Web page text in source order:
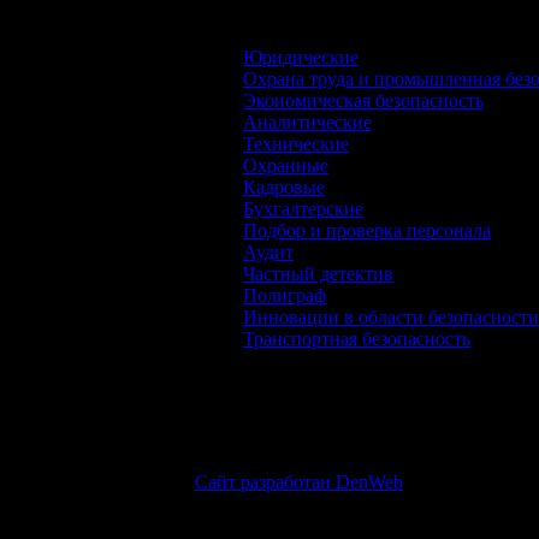
Юридические
Охрана труда и промышленная
Экономическая безопасность
Аналитические
Технические
Охранные
Кадровые
Бухгалтерские
Подбор и проверка персонала
Аудит
Частный детектив
Полиграф
Инновации в области безопасности
Транспортная безопасность
Сайт разработан DenWeb